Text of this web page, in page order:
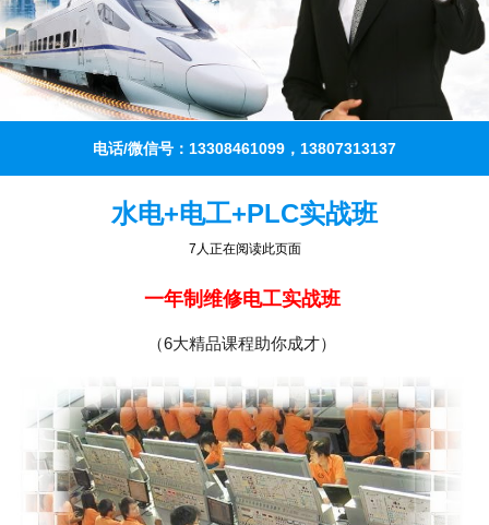
电话/微信号：13308461099，13807313137
水电+电工+PLC实战班
7人正在阅读此页面
一年制维修电工实战班
（6大精品课程助你成才）